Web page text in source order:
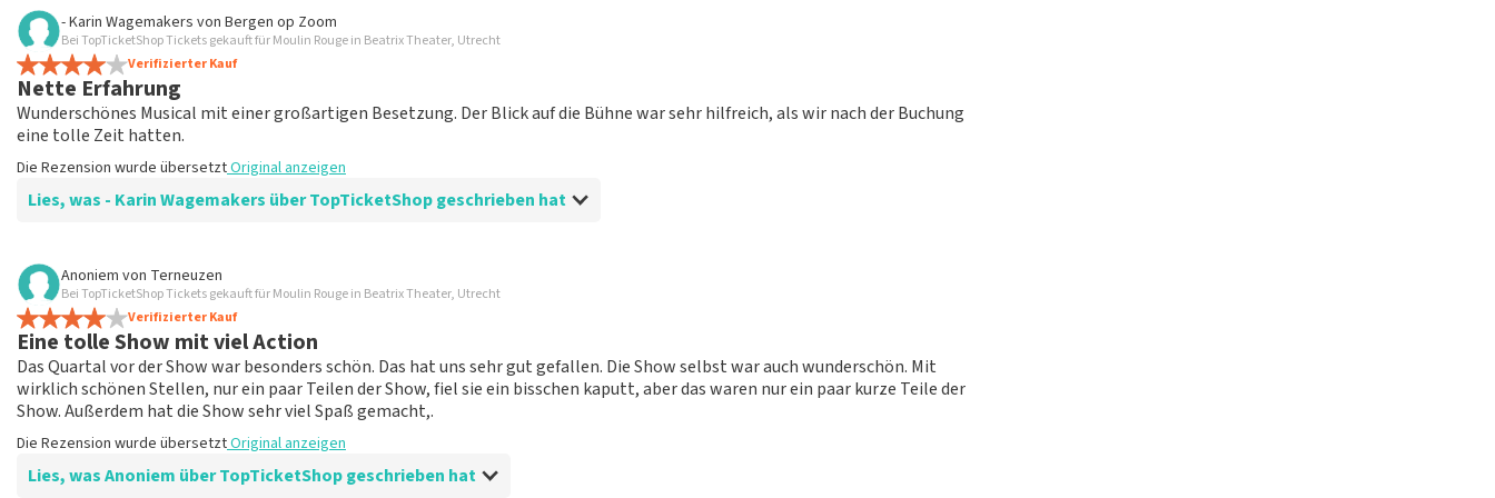
Bewertung von Jeroen Hooijer über
Es ist aber gut
Die Rezension wurde übersetzt
- Karin Wagemakers von Bergen op Zoom
Bei TopTicketShop Tickets gekauft für Moulin Rouge in Beatrix Theater, Utrecht
Verifizierter Kauf
Nette Erfahrung
Wunderschönes Musical mit einer großartigen Besetzung. Der Blick auf die Bühne war sehr hilfreich, als wir nach der Buchung
eine tolle Zeit hatten.
Die Rezension wurde übersetztOriginal anzeigen
Lies, was - Karin Wagemakers über TopTicketShop geschrieben hat
Bewertung von - Karin Wagemakers über
Bis zu einem gewissen Grad gut
Es war gut, wir mussten die Tickets umbuchen und das lief reibungslos.
Die Rezension wurde übersetztOriginal anzeigen
Anoniem von Terneuzen
Bei TopTicketShop Tickets gekauft für Moulin Rouge in Beatrix Theater, Utrecht
Verifizierter Kauf
Eine tolle Show mit viel Action
Das Quartal vor der Show war besonders schön. Das hat uns sehr gut gefallen. Die Show selbst war auch wunderschön. Mit
wirklich schönen Stellen, nur ein paar Teilen der Show, fiel sie ein bisschen kaputt, aber das waren nur ein paar kurze Teile der
Show. Außerdem hat die Show sehr viel Spaß gemacht,.
Die Rezension wurde übersetztOriginal anzeigen
Lies, was Anoniem über TopTicketShop geschrieben hat